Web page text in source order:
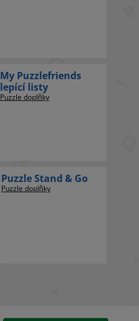
My Puzzlefriends
lepící listy
Puzzle doplňky
Puzzle Stand & Go
Puzzle doplňky